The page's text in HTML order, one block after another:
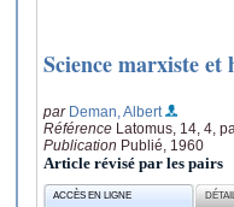
Science marxiste
par Deman, Albert
Référence Latomus, 14, 4,
Publication Publié, 1960
Article révisé par les pairs
ACCÈS EN LIGNE